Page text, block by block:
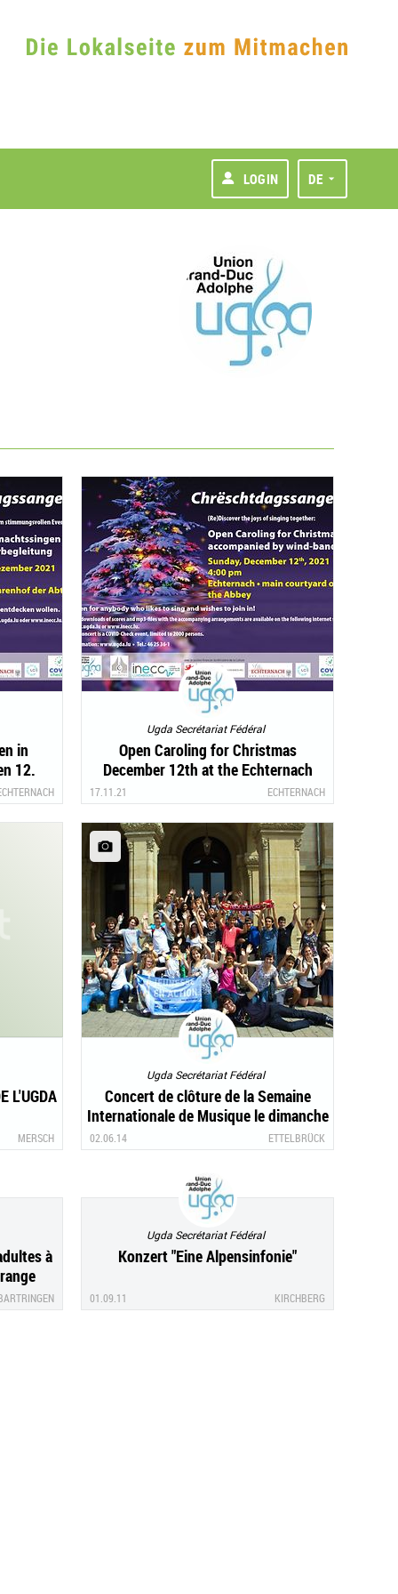
LOGIN DE
in
12.
Ugda Secrétariat Fédéral
Open Caroling for Christmas
December 12th at the Echternach
17.11.21 ECHTERNACH
L'UGDA
MERSCH
Ugda Secrétariat Fédéral
Concert de clôture de la Semaine
Internationale de Musique le dimanche
27 juillet 2014, à 17h00, au Lycée
Technique Agricole
02.06.14 ETTELBRÜCK
à
Ugda Secrétariat Fédéral
Konzert "Eine Alpensinfonie"
01.09.11 KIRCHBERG